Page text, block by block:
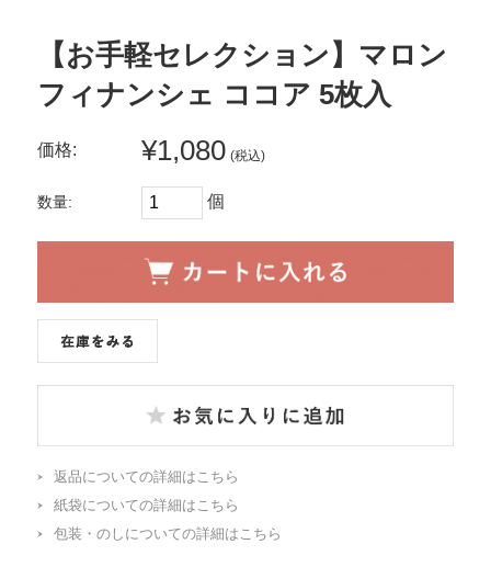
【お手軽セレクション】マロン
フィナンシェ ココア 5枚入
価格: ¥1,080 (税込)
数量: 個
返品についての詳細はこちら
紙袋についての詳細はこちら
包装・のしについての詳細はこちら